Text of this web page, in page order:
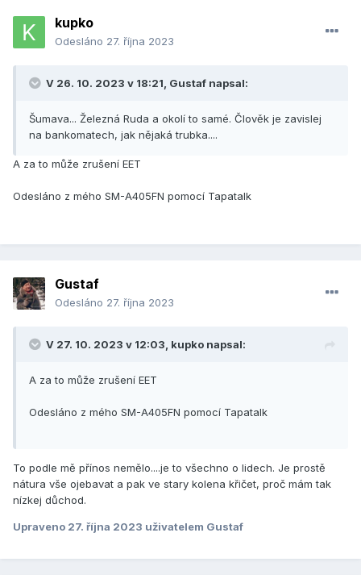
kupko
Odesláno 27. října 2023
V 26. 10. 2023 v 18:21, Gustaf napsal:
Šumava... Železná Ruda a okolí to samé. Člověk je zavislej
na bankomatech, jak nějaká trubka....
A za to může zrušení EET
Odesláno z mého SM-A405FN pomocí Tapatalk
Gustaf
Odesláno 27. října 2023
V 27. 10. 2023 v 12:03, kupko napsal:
A za to může zrušení EET
Odesláno z mého SM-A405FN pomocí Tapatalk
To podle mě přínos nemělo....je to všechno o lidech. Je prostě
nátura vše ojebavat a pak ve stary kolena křičet, proč mám tak
nízkej důchod.
Upraveno 27. října 2023 uživatelem Gustaf